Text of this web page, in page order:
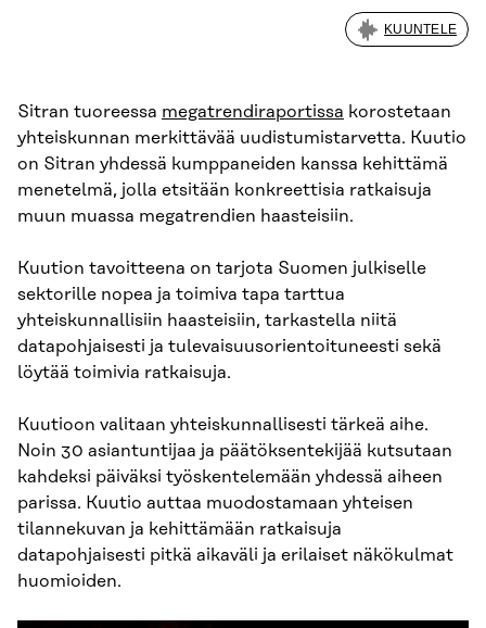
KUUNTELE
Sitran tuoreessa megatrendiraportissa korostetaan
yhteiskunnan merkittävää uudistumistarvetta. Kuutio
on Sitran yhdessä kumppaneiden kanssa kehittämä
menetelmä, jolla etsitään konkreettisia ratkaisuja
muun muassa megatrendien haasteisiin.
Kuution tavoitteena on tarjota Suomen julkiselle
sektorille nopea ja toimiva tapa tarttua
yhteiskunnallisiin haasteisiin, tarkastella niitä
datapohjaisesti ja tulevaisuusorientoituneesti sekä
löytää toimivia ratkaisuja.
Kuutioon valitaan yhteiskunnallisesti tärkeä aihe.
Noin 30 asiantuntijaa ja päätöksentekijää kutsutaan
kahdeksi päiväksi työskentelemään yhdessä aiheen
parissa. Kuutio auttaa muodostamaan yhteisen
tilannekuvan ja kehittämään ratkaisuja
datapohjaisesti pitkä aikaväli ja erilaiset näkökulmat
huomioiden.